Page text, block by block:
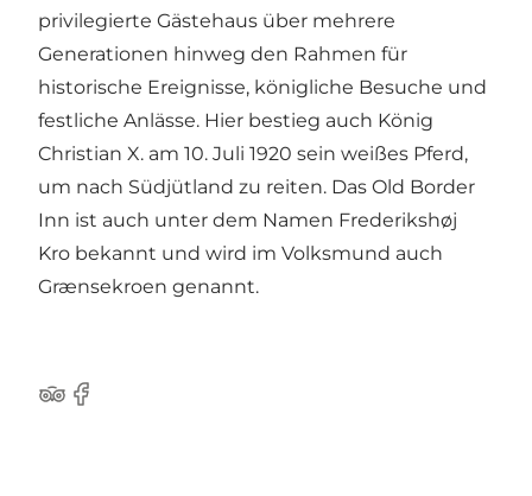
privilegierte Gästehaus über mehrere
Generationen hinweg den Rahmen für
historische Ereignisse, königliche Besuche und
festliche Anlässe. Hier bestieg auch König
Christian X. am 10. Juli 1920 sein weißes Pferd,
um nach Südjütland zu reiten. Das Old Border
Inn ist auch unter dem Namen Frederikshøj
Kro bekannt und wird im Volksmund auch
Grænsekroen genannt.
TripAdvisor
Facebook